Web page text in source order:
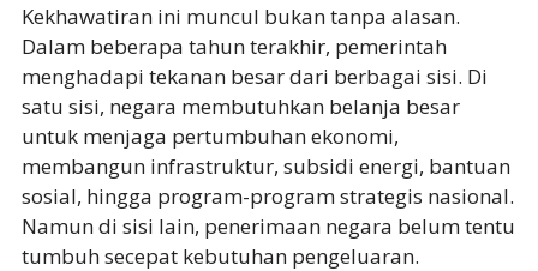
Kekhawatiran ini muncul bukan tanpa alasan.
Dalam beberapa tahun terakhir, pemerintah
menghadapi tekanan besar dari berbagai sisi. Di
satu sisi, negara membutuhkan belanja besar
untuk menjaga pertumbuhan ekonomi,
membangun infrastruktur, subsidi energi, bantuan
sosial, hingga program-program strategis nasional.
Namun di sisi lain, penerimaan negara belum tentu
tumbuh secepat kebutuhan pengeluaran.